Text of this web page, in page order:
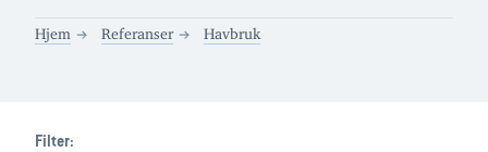
Hjem Referanser Havbruk
Filter: